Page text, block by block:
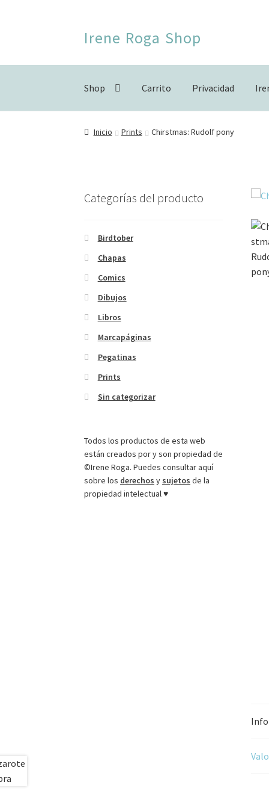
Ir
a
Ir
al
Irene Roga Shop
Shop Carrito Privacidad
Inicio Birdtober Carrito Finalizar compra
Inicio Prints Chirstmas: Rudolf pony
Categorías del producto
Birdtober
Chapas
Comics
Dibujos
Libros
Marcapáginas
Pegatinas
Prints
Sin categorizar
Todos los productos de esta web
están creados por y son propiedad de
©Irene Roga. Puedes consultar aquí
sobre los derechos y sujetos de la
propiedad intelectual ♥